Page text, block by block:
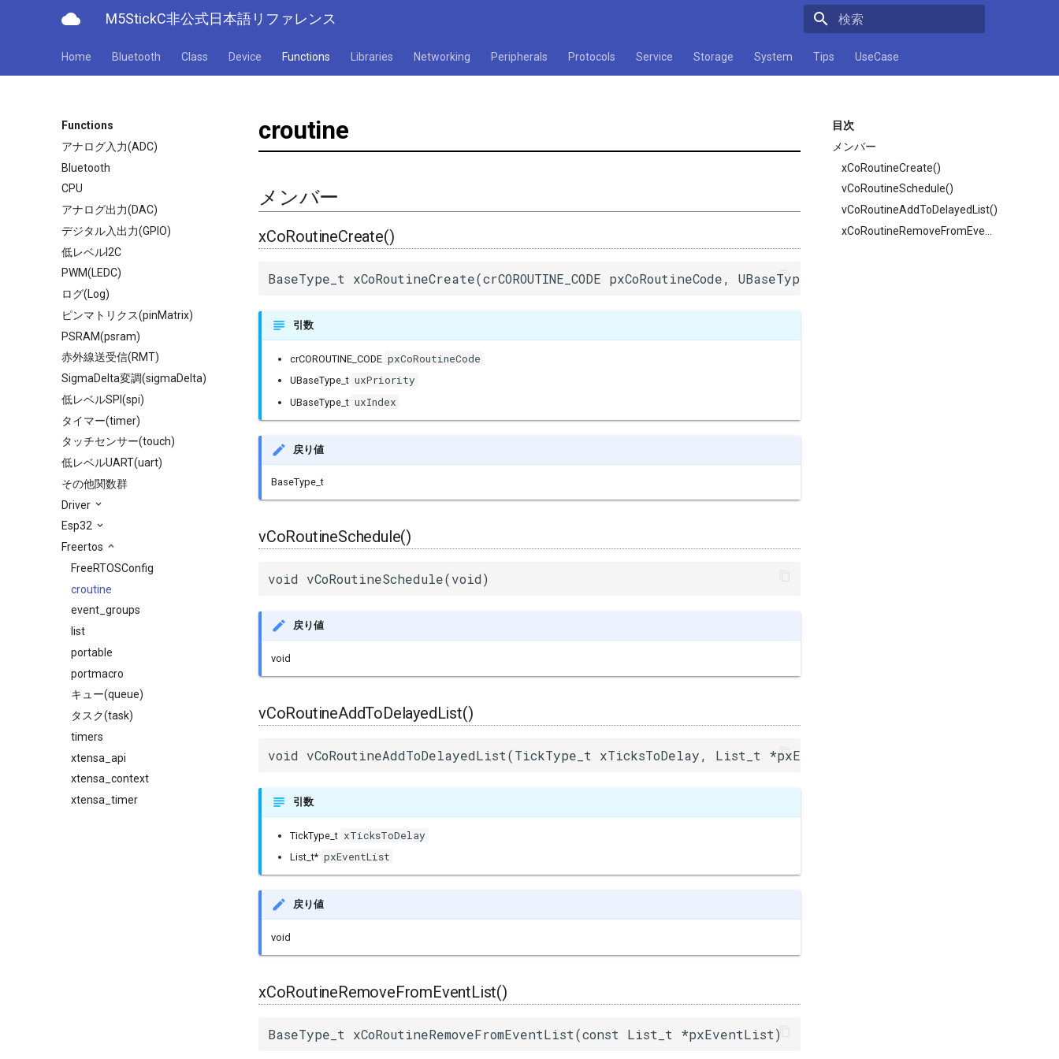
cloud M5StickC非公式日本語リファレンス
Home Bluetooth Class Device Functions Libraries Networking Peripherals Protocols Service Storage System Tips UseCase
Functions
アナログ入力(ADC)
Bluetooth
CPU
アナログ出力(DAC)
デジタル入出力(GPIO)
低レベルI2C
PWM(LEDC)
ログ(Log)
ピンマトリクス(pinMatrix)
PSRAM(psram)
赤外線送受信(RMT)
SigmaDelta変調(sigmaDelta)
低レベルSPI(spi)
タイマー(timer)
タッチセンサー(touch)
低レベルUART(uart)
その他関数群
Driver
Esp32
Freertos
FreeRTOSConfig
croutine
event_groups
list
portable
portmacro
キュー(queue)
タスク(task)
timers
xtensa_api
xtensa_context
xtensa_timer
目次
メンバー
xCoRoutineCreate()
vCoRoutineSchedule()
vCoRoutineAddToDelayedList()
croutine
メンバー
xCoRoutineCreate()
BaseType_t xCoRoutineCreate(crCOROUTINE_CODE pxCoRoutineCode, UBaseType_t uxPriority, UBaseType_t
引数
crCOROUTINE_CODE pxCoRoutineCode
UBaseType_t uxPriority
UBaseType_t uxIndex
戻り値
BaseType_t
vCoRoutineSchedule()
void vCoRoutineSchedule(void)
戻り値
void
vCoRoutineAddToDelayedList()
void vCoRoutineAddToDelayedList(TickType_t xTicksToDelay, List_t *pxEventList)
引数
TickType_t xTicksToDelay
List_t* pxEventList
戻り値
void
xCoRoutineRemoveFromEventList()
BaseType_t xCoRoutineRemoveFromEventList(const List_t *pxEventList)